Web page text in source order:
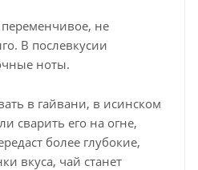
не
В послевкусии
ноты.
в гайвани, в исинском
сварить его на огне,
более глубокие,
вкуса, чай станет